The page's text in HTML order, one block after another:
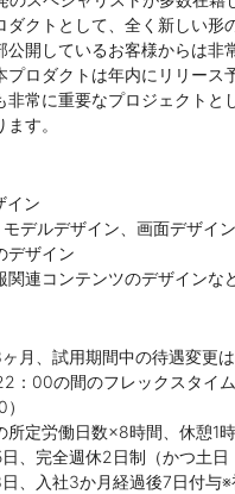
ダクトとして、全く新しい形
公開しているお客様からは非
プロダクトは年内にリリース
非常に重要なプロジェクトと
す。
イン
デルデザイン、画面デザイン
デザイン
関連コンテンツのデザインな
月、試用期間中の待遇変更は
：00の間のフレックスタイ
所定労働日数×8時間、休憩1
、完全週休2日制（かつ土日
、入社3か月経過後7日付与※